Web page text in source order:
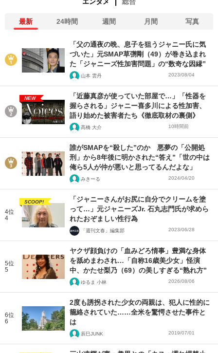
最新 24時間 週間 月間 写真
「父の通夜の晩、息子を狙うジャニー氏に気
づいた」元SMAP草彅剛（49）が巻き込まれ
た「ジャニーズ性加害問題」の“数奇な因縁”
山本 雲丹 2023/08/04
NEW
「近藤真彦が使っていた部屋で…」「性器を
握らされる」ジャニー喜多川による性加害、
語り始めた被害者たち《徹底取材の裏側》
髙橋 大介 10時間前
誰がSMAPを“殺した”のか 悪夢の「公開処
刑」から8年後に明かされた“答え”「世の中は
俺ら5人が仲が悪いと思ってるんだよな」
みきーる 2024/04/20
4位
4
SCOOP!
「ジャニーさんがお尻に自分でクリームを塗
って…」元ジャニーズJr. 石丸志門氏が求めら
れたおぞましい性行為
「週刊文春」編集部 2023/06/28
5位
5
ヤクザ顔負けの「血みどろ情事」豊満な身体
を舐めまわされ…「自称16歳美少女」怪演
中、かたせ梨乃（69）の美しすぎる“熟れ方”
ゆるま 小林 2026/08/06
6位
6
2度も誘拐された少女の両親は、犯人に性的に
籠絡されていた……全米を驚愕させた事件と
は
辰巳JUNK 2019/07/01